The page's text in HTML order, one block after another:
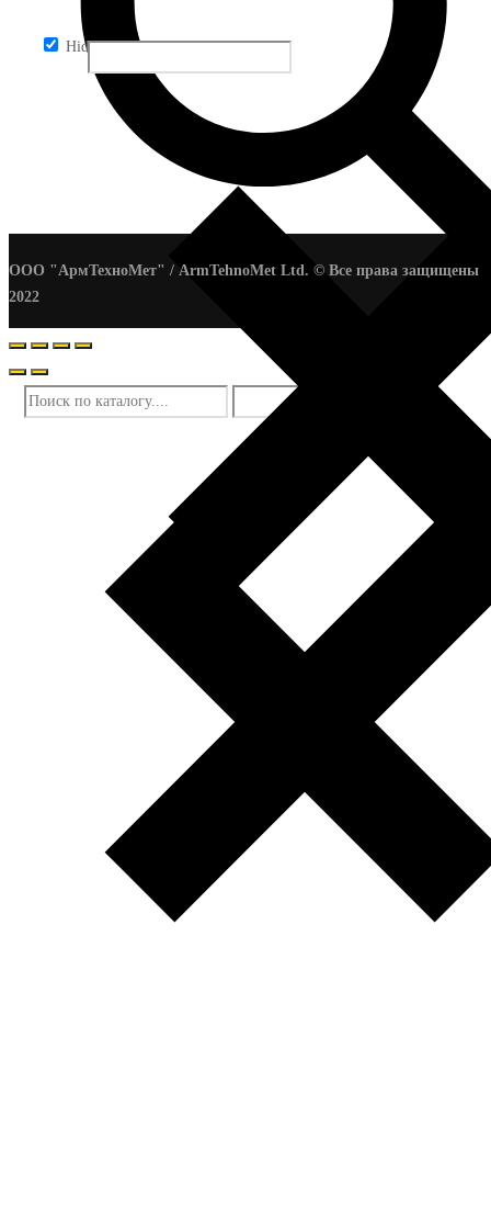
Hidden label
ООО "АрмТехноМет" / ArmTehnoMet Ltd. © Все права защищены
2022